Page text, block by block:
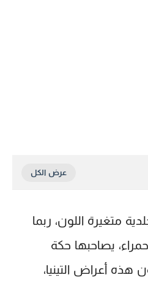
متغيرة اللون، ربما
يصاحبها حكة
هذه أعراض التينيا،